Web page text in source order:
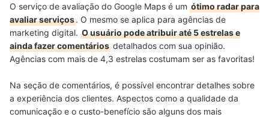
O serviço de avaliação do Google Maps é um ótimo radar para
avaliar serviços. O mesmo se aplica para agências de
marketing digital. O usuário pode atribuir até 5 estrelas e
ainda fazer comentários detalhados com sua opinião.
Agências com mais de 4,3 estrelas costumam ser as favoritas!
Na seção de comentários, é possível encontrar detalhes sobre
a experiência dos clientes. Aspectos como a qualidade da
comunicação e o custo-benefício são alguns dos mais